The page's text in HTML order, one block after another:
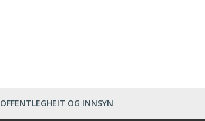
OFFENTLEGHEIT OG INNSYN